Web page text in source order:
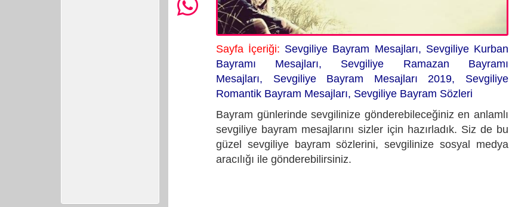
Sayfa İçeriği: Sevgiliye Bayram Mesajları, Sevgiliye Kurban
Bayramı Mesajları, Sevgiliye Ramazan Bayramı
Mesajları, Sevgiliye Bayram Mesajları 2019, Sevgiliye
Romantik Bayram Mesajları, Sevgiliye Bayram Sözleri
Bayram günlerinde sevgilinize gönderebileceğiniz en anlamlı
sevgiliye bayram mesajlarını sizler için hazırladık. Siz de bu
güzel sevgiliye bayram sözlerini, sevgilinize sosyal medya
aracılığı ile gönderebilirsiniz.